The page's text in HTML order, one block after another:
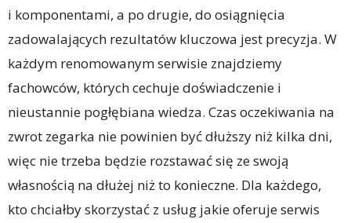
i komponentami, a po drugie, do osiągnięcia
zadowalających rezultatów kluczowa jest precyzja. W
każdym renomowanym serwisie znajdziemy
fachowców, których cechuje doświadczenie i
nieustannie pogłębiana wiedza. Czas oczekiwania na
zwrot zegarka nie powinien być dłuższy niż kilka dni,
więc nie trzeba będzie rozstawać się ze swoją
własnością na dłużej niż to konieczne. Dla każdego,
kto chciałby skorzystać z usług jakie oferuje serwis